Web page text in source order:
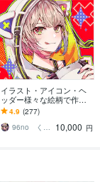
イラスト・アイコン・ヘ
ッダー様々な絵柄で作成
します 商用可！似顔絵・
ブログ・インスタ・動画
配信サムネ等用途様々！
4.9 (277)
96no くろの
10,000 円